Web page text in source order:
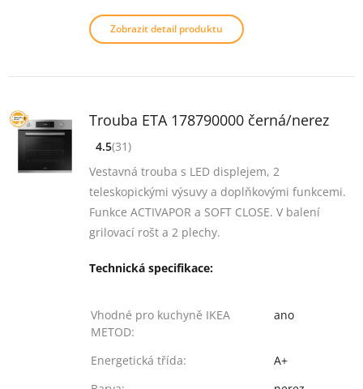
Zobrazit detail produktu
Trouba ETA 178790000 černá/nerez
[common_new:review_aria]
([common_new:rating_count] 31)
4.5
z 5
4.5(31)
Vestavná trouba s LED displejem, 2
teleskopickými výsuvy a doplňkovými funkcemi.
Funkce ACTIVAPOR a SOFT CLOSE. V balení
grilovací rošt a 2 plechy.
Technická specifikace:
Vhodné pro kuchyně IKEA
METOD:
ano
Energetická třída:
A+